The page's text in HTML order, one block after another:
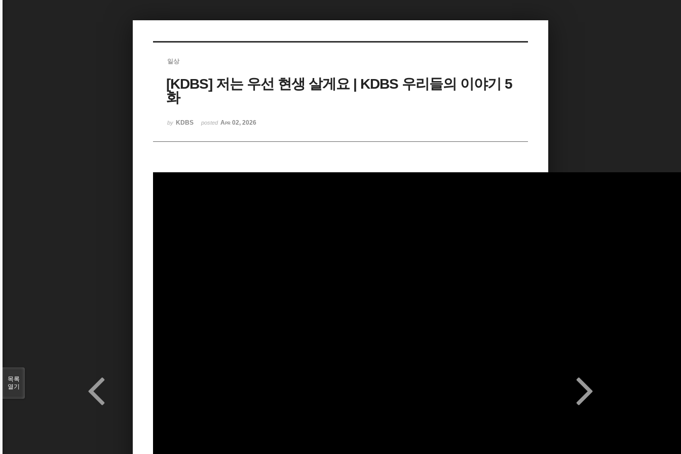
일상
[KDBS] 저는 우선 현생 살게요 | KDBS 우리들의 이야기 5
화
by KDBS posted Apr 02, 2026
목록
열기
Sketchbook5, 스케치북5
Sketchbook5, 스케치북5